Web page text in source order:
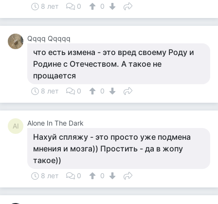
8 лет 0 0
Qqqq Qqqqq
что есть измена - это вред своему Роду и
Родине с Отечеством. А такое не
прощается
8 лет 0 0
AI Alone In The Dark
Нахуй спляжу - это просто уже подмена
мнения и мозга)) Простить - да в жопу
такое))
8 лет 0 0